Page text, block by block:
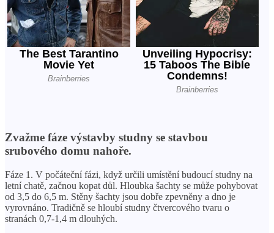
Zvažme fáze výstavby studny se stavbou
srubového domu nahoře.
Fáze 1. V počáteční fázi, když určili umístění budoucí studny na
letní chatě, začnou kopat důl. Hloubka šachty se může pohybovat
od 3,5 do 6,5 m. Stěny šachty jsou dobře zpevněny a dno je
vyrovnáno. Tradičně se hloubí studny čtvercového tvaru o
stranách 0,7-1,4 m dlouhých.